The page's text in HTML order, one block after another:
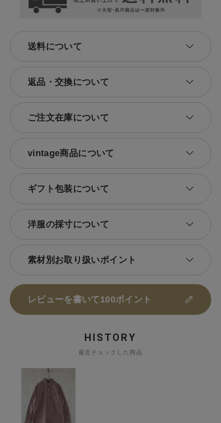
送料について
返品・交換について
ご注文在庫について
vintage商品について
ギフト包装について
洋服の採寸について
素材別お取り扱いポイント
レビューを書いて100ポイント
HISTORY
最近チェックした商品